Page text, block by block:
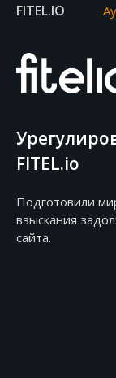
FITEL.IO
FITEL.io
Подготовили
взыскания
сайта.